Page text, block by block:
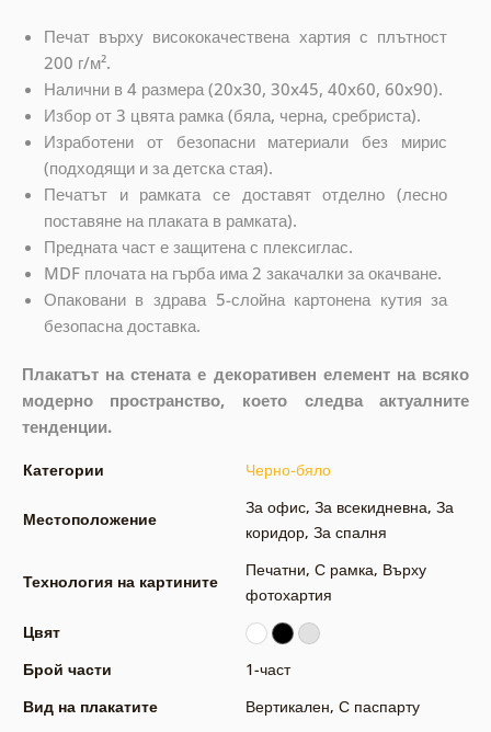
Печат върху висококачествена хартия с плътност
200 г/м².
Налични в 4 размера (20x30, 30x45, 40x60, 60x90).
Избор от 3 цвята рамка (бяла, черна, сребриста).
Изработени от безопасни материали без мирис
(подходящи и за детска стая).
Печатът и рамката се доставят отделно (лесно
поставяне на плаката в рамката).
Предната част е защитена с плексиглас.
MDF плочата на гърба има 2 закачалки за окачване.
Опаковани в здрава 5-слойна картонена кутия за
безопасна доставка.
Плакатът на стената е декоративен елемент на всяко
модерно пространство, което следва актуалните
тенденции.
Категории Черно-бяло
Местоположение
За офис, За всекидневна, За
коридор, За спалня
Технология на картините
Печатни, С рамка, Върху
фотохартия
Цвят
Брой части
1-част
Вид на плакатите
Вертикален, С паспарту